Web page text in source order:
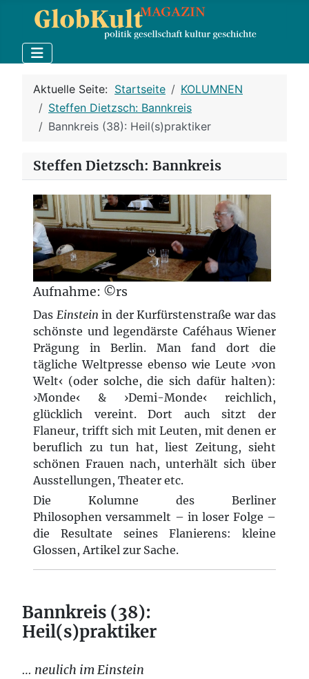
Aktuelle Seite: Startseite
KOLUMNEN
Steffen Dietzsch: Bannkreis
Bannkreis (38): Heil(s)praktiker
Steffen Dietzsch: Bannkreis
Aufnahme: ©rs
Das Einstein in der Kurfürstenstraße war das
schönste und legendärste Caféhaus Wiener
Prägung in Berlin. Man fand dort die
tägliche Weltpresse ebenso wie Leute ›von
Welt‹ (oder solche, die sich dafür halten):
›Monde‹ & ›Demi-Monde‹ reichlich,
glücklich vereint. Dort auch sitzt der
Flaneur, trifft sich mit Leuten, mit denen er
beruflich zu tun hat, liest Zeitung, sieht
schönen Frauen nach, unterhält sich über
Ausstellungen, Theater etc.
Die Kolumne des Berliner
Philosophen versammelt – in loser Folge –
die Resultate seines Flanierens: kleine
Glossen, Artikel zur Sache.
Bannkreis (38):
Heil(s)praktiker
… neulich im Einstein